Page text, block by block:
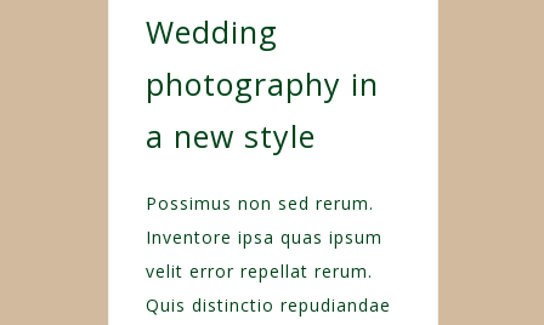
Wedding
photography in
a new style
Possimus non sed rerum.
Inventore ipsa quas ipsum
velit error repellat rerum.
Quis distinctio repudiandae